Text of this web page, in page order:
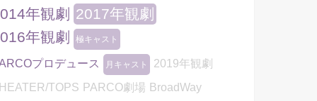
年観劇 2017年観劇
年観劇
極キャスト
プロデュース 月キャスト
2019年観劇
TOPS PARCO劇場 BroadWay